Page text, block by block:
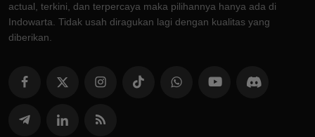
actual, terkini, dan terpercaya maka pilihannya hanya ada di
Indowarta. Tidak usah diragukan lagi dengan kualitas yang
diberikan.